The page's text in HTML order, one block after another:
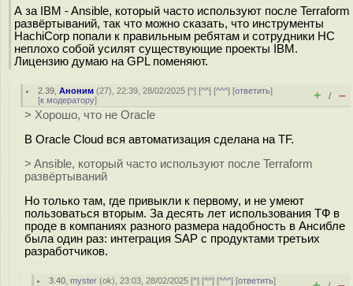
А за IBM - Ansible, который часто используют после Terraform
развёртываний, так что можно сказать, что инструменты
HachiCorp попали к правильным ребятам и сотрудники HC
неплохо собой усилят существующие проекты IBM.
Лицензию думаю на GPL поменяют.
2.39 ,Аноним (27), 22:39, 28/02/2025 [^] [^^] [^^^] [ответить]
[к модератору] + / –
> Хорошо, что не Oracle
В Oracle Cloud вся автоматизация сделана на TF.
> Ansible, который часто используют после Terraform
развёртываний
Но только там, где привыкли к первому, и не умеют
пользоваться вторым. За десять лет использования ТФ в
проде в компаниях разного размера надобность в Ансибле
была один раз: интеграция SAP с продуктами третьих
разработчиков.
3.40 ,myster (ok), 23:03, 28/02/2025 [^] [^^] [^^^] [ответить]